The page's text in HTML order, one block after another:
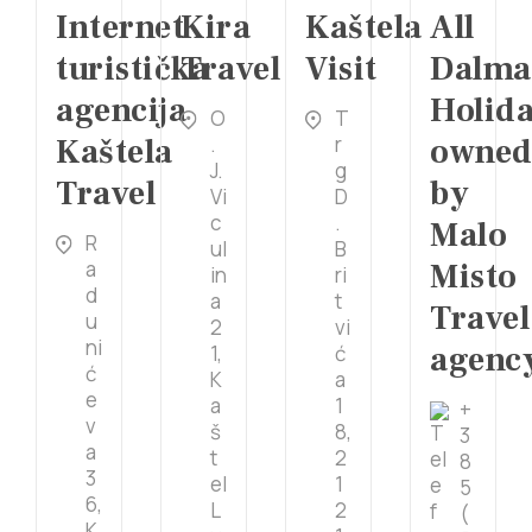
Internet
turistička
agencija
Kaštela
Travel
R
a
d
u
ni
ć
e
v
a
3
6,
Kira
Travel
O
.
J.
Vi
c
ul
in
a
2
1,
K
a
š
t
el
L
Kaštela
Visit
T
r
g
D
.
B
ri
t
vi
ć
a
1
8,
2
1
2
All
owned
by
Malo
Misto
Travel
+
3
8
5
(